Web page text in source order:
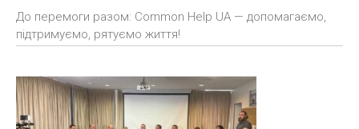
До перемоги разом: Common Help UA — допомагаємо,
підтримуємо, рятуємо життя!